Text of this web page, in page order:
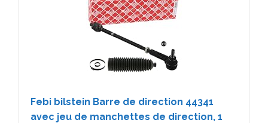
Febi bilstein Barre de direction 44341
avec jeu de manchettes de direction, 1